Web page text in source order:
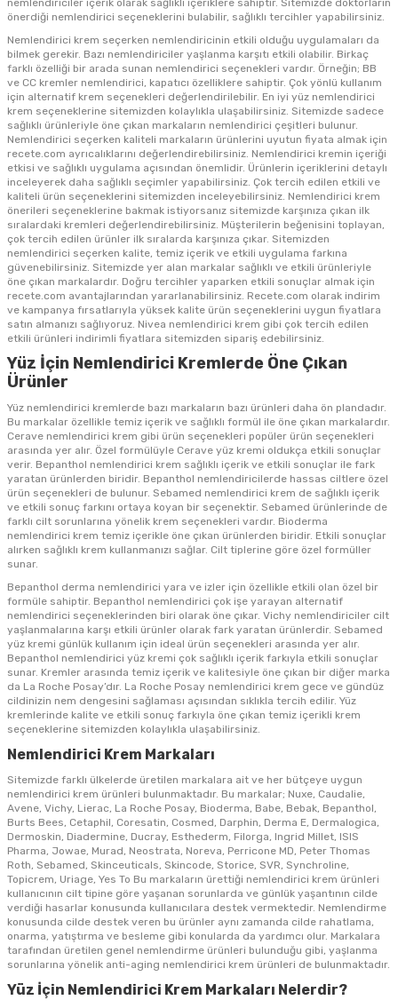
nemlendiriciler içerik olarak sağlıklı içeriklere sahiptir. Sitemizde doktorların
önerdiği nemlendirici seçeneklerini bulabilir, sağlıklı tercihler yapabilirsiniz.
Nemlendirici krem seçerken nemlendiricinin etkili olduğu uygulamaları da
bilmek gerekir. Bazı nemlendiriciler yaşlanma karşıtı etkili olabilir. Birkaç
farklı özelliği bir arada sunan nemlendirici seçenekleri vardır. Örneğin; BB
ve CC kremler nemlendirici, kapatıcı özelliklere sahiptir. Çok yönlü kullanım
için alternatif krem seçenekleri değerlendirilebilir. En iyi yüz nemlendirici
krem seçeneklerine sitemizden kolaylıkla ulaşabilirsiniz. Sitemizde sadece
sağlıklı ürünleriyle öne çıkan markaların nemlendirici çeşitleri bulunur.
Nemlendirici seçerken kaliteli markaların ürünlerini uyutun fiyata almak için
recete.com ayrıcalıklarını değerlendirebilirsiniz. Nemlendirici kremin içeriği
etkisi ve sağlıklı uygulama açısından önemlidir. Ürünlerin içeriklerini detaylı
inceleyerek daha sağlıklı seçimler yapabilirsiniz. Çok tercih edilen etkili ve
kaliteli ürün seçeneklerini sitemizden inceleyebilirsiniz. Nemlendirici krem
önerileri seçeneklerine bakmak istiyorsanız sitemizde karşınıza çıkan ilk
sıralardaki kremleri değerlendirebilirsiniz. Müşterilerin beğenisini toplayan,
çok tercih edilen ürünler ilk sıralarda karşınıza çıkar. Sitemizden
nemlendirici seçerken kalite, temiz içerik ve etkili uygulama farkına
güvenebilirsiniz. Sitemizde yer alan markalar sağlıklı ve etkili ürünleriyle
öne çıkan markalardır. Doğru tercihler yaparken etkili sonuçlar almak için
recete.com avantajlarından yararlanabilirsiniz. Recete.com olarak indirim
ve kampanya fırsatlarıyla yüksek kalite ürün seçeneklerini uygun fiyatlara
satın almanızı sağlıyoruz. Nivea nemlendirici krem gibi çok tercih edilen
etkili ürünleri indirimli fiyatlara sitemizden sipariş edebilirsiniz.
Yüz İçin Nemlendirici Kremlerde Öne Çıkan
Ürünler
Yüz nemlendirici kremlerde bazı markaların bazı ürünleri daha ön plandadır.
Bu markalar özellikle temiz içerik ve sağlıklı formül ile öne çıkan markalardır.
Cerave nemlendirici krem gibi ürün seçenekleri popüler ürün seçenekleri
arasında yer alır. Özel formülüyle Cerave yüz kremi oldukça etkili sonuçlar
verir. Bepanthol nemlendirici krem sağlıklı içerik ve etkili sonuçlar ile fark
yaratan ürünlerden biridir. Bepanthol nemlendiricilerde hassas ciltlere özel
ürün seçenekleri de bulunur. Sebamed nemlendirici krem de sağlıklı içerik
ve etkili sonuç farkını ortaya koyan bir seçenektir. Sebamed ürünlerinde de
farklı cilt sorunlarına yönelik krem seçenekleri vardır. Bioderma
nemlendirici krem temiz içerikle öne çıkan ürünlerden biridir. Etkili sonuçlar
alırken sağlıklı krem kullanmanızı sağlar. Cilt tiplerine göre özel formüller
sunar.
Bepanthol derma nemlendirici yara ve izler için özellikle etkili olan özel bir
formüle sahiptir. Bepanthol nemlendirici çok işe yarayan alternatif
nemlendirici seçeneklerinden biri olarak öne çıkar. Vichy nemlendiriciler cilt
yaşlanmalarına karşı etkili ürünler olarak fark yaratan ürünlerdir. Sebamed
yüz kremi günlük kullanım için ideal ürün seçenekleri arasında yer alır.
Bepanthol nemlendirici yüz kremi çok sağlıklı içerik farkıyla etkili sonuçlar
sunar. Kremler arasında temiz içerik ve kalitesiyle öne çıkan bir diğer marka
da La Roche Posay’dır. La Roche Posay nemlendirici krem gece ve gündüz
cildinizin nem dengesini sağlaması açısından sıklıkla tercih edilir. Yüz
kremlerinde kalite ve etkili sonuç farkıyla öne çıkan temiz içerikli krem
seçeneklerine sitemizden kolaylıkla ulaşabilirsiniz.
Nemlendirici Krem Markaları
Sitemizde farklı ülkelerde üretilen markalara ait ve her bütçeye uygun
nemlendirici krem ürünleri bulunmaktadır. Bu markalar; Nuxe, Caudalie,
Avene, Vichy, Lierac, La Roche Posay, Bioderma, Babe, Bebak, Bepanthol,
Burts Bees, Cetaphil, Coresatin, Cosmed, Darphin, Derma E, Dermalogica,
Dermoskin, Diadermine, Ducray, Esthederm, Filorga, Ingrid Millet, ISIS
Pharma, Jowae, Murad, Neostrata, Noreva, Perricone MD, Peter Thomas
Roth, Sebamed, Skinceuticals, Skincode, Storice, SVR, Synchroline,
Topicrem, Uriage, Yes To Bu markaların ürettiği nemlendirici krem ürünleri
kullanıcının cilt tipine göre yaşanan sorunlarda ve günlük yaşantının cilde
verdiği hasarlar konusunda kullanıcılara destek vermektedir. Nemlendirme
konusunda cilde destek veren bu ürünler aynı zamanda cilde rahatlama,
onarma, yatıştırma ve besleme gibi konularda da yardımcı olur. Markalara
tarafından üretilen genel nemlendirme ürünleri bulunduğu gibi, yaşlanma
sorunlarına yönelik anti-aging nemlendirici krem ürünleri de bulunmaktadır.
Yüz İçin Nemlendirici Krem Markaları Nelerdir?